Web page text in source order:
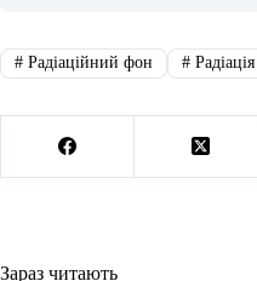
#Радіаційний фон #Радіація
Зараз читають